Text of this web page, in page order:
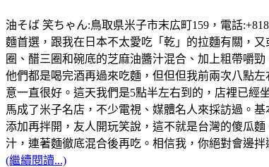
油そば 笑ちゃん:鳥取県米子市末広町159，電話
麵首選，跟我在日本不太愛吃「乾」的拉麵有關，
圈、醋三圈和碗底的芝麻油醬汁混合、加上粗帶嚼
他們都是喝完酒再過來吃麵，但但但我前兩次八點
意一直很好。這天我們是5點半左右到的，店裡已經
馬成了米子名店，不少電視、媒體名人來採訪過。
添加再拌開，友人開玩笑說，這不就是台灣的傻瓜
汁，連著麵徹底混合後再吃。相信我，你絕對會邊
(繼續閱讀...)